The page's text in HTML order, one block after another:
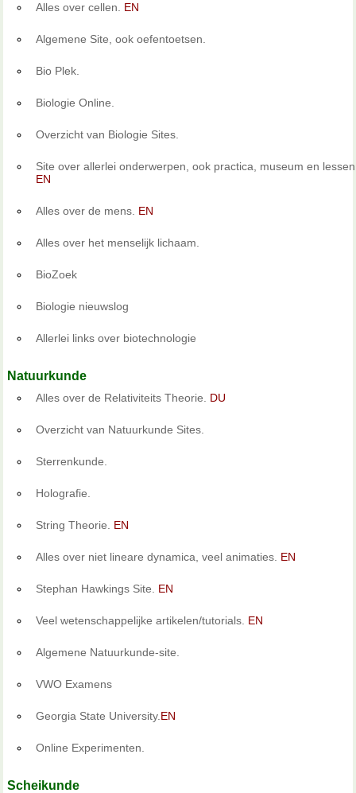
Alles over cellen. EN
Algemene Site, ook oefentoetsen.
Bio Plek.
Biologie Online.
Overzicht van Biologie Sites.
Site over allerlei onderwerpen, ook practica, museum en
EN
Alles over de mens. EN
Alles over het menselijk lichaam.
BioZoek
Biologie nieuwslog
Allerlei links over biotechnologie
Natuurkunde
Alles over de Relativiteits Theorie. DU
Overzicht van Natuurkunde Sites.
Sterrenkunde.
Holografie.
String Theorie. EN
Alles over niet lineare dynamica, veel animaties. EN
Stephan Hawkings Site. EN
Veel wetenschappelijke artikelen/tutorials. EN
Algemene Natuurkunde-site.
VWO Examens
Georgia State University. EN
Online Experimenten.
Scheikunde